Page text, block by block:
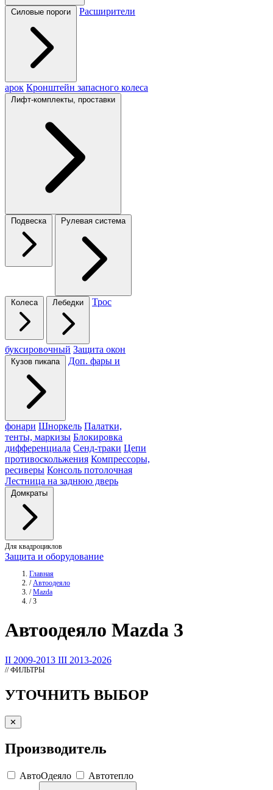
Силовые пороги Расширители
арок Кронштейн запасного колеса
Лифт-комплекты, проставки
Подвеска Рулевая система
Колеса Лебедки Трос
буксировочный Защита окон
Кузов пикапа Доп. фары и
фонари Шноркель Палатки,
тенты, маркизы Блокировка
дифференциала Сенд-траки Цепи
противоскольжения Компрессоры,
ресиверы Консоль потолочная
Лестница на заднюю дверь
Домкраты
Для квадроциклов
Защита и оборудование
Главная
/ Автоодеяло
/ Mazda
/ 3
Автоодеяло Mazda 3
II 2009-2013 III 2013-2026
// ФИЛЬТРЫ
УТОЧНИТЬ ВЫБОР
✕
Производитель
АвтоОдеяло Автотепло